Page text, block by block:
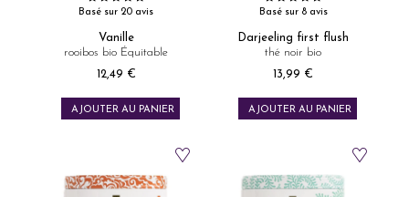
Basé sur 20 avis
Vanille
rooibos bio Équitable
Prix
12,49 €
AJOUTER AU PANIER
Basé sur 8 avis
Darjeeling first flush
thé noir bio
Prix
13,99 €
AJOUTER AU PANIER